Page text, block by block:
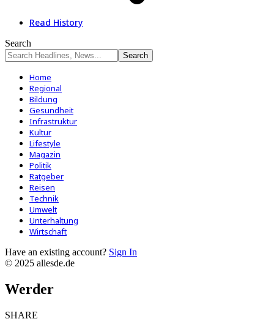
Read History
Search
Home
Regional
Bildung
Gesundheit
Infrastruktur
Kultur
Lifestyle
Magazin
Politik
Ratgeber
Reisen
Technik
Umwelt
Unterhaltung
Wirtschaft
Have an existing account? Sign In
© 2025 allesde.de
Werder
SHARE